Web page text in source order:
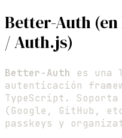
Better-Auth
/ Auth.js)
Better-Auth es una
autenticación
TypeScript. Soporta
(Google, GitHub,
passkeys y